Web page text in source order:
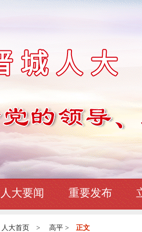
人大要闻 重要发布
人大首页 > 高平 > 正文